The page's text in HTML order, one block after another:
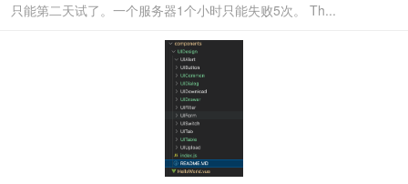
只能第二天试了。一个服务器1个小时只能失败5次。 Th...